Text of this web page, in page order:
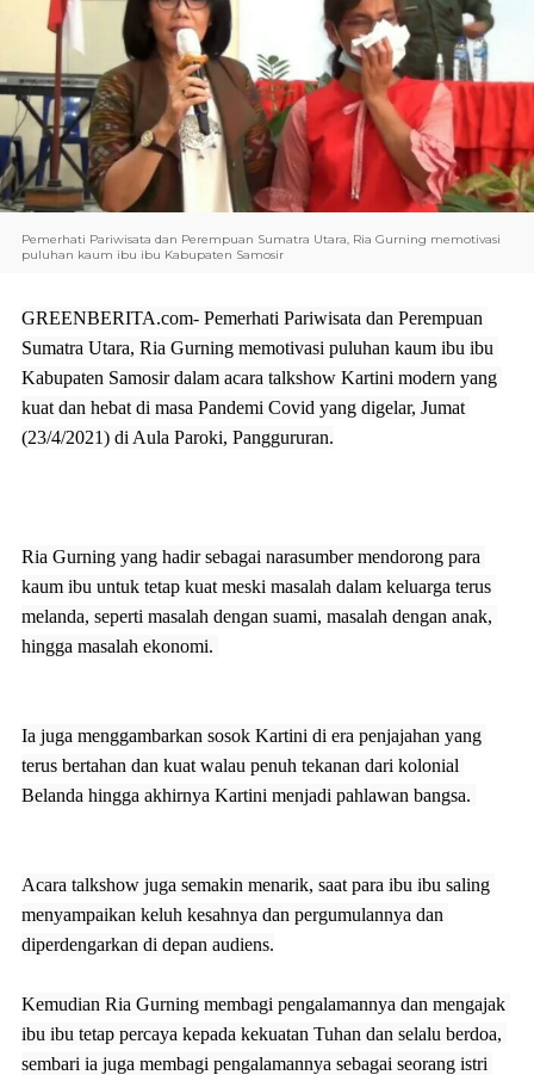
Pemerhati Pariwisata dan Perempuan Sumatra Utara, Ria Gurning memotivasi
puluhan kaum ibu ibu Kabupaten Samosir
GREENBERITA.com- Pemerhati Pariwisata dan Perempuan
Sumatra Utara, Ria Gurning memotivasi puluhan kaum ibu ibu
Kabupaten Samosir dalam acara talkshow Kartini modern yang
kuat dan hebat di masa Pandemi Covid yang digelar, Jumat
(23/4/2021) di Aula Paroki, Panggururan.
Ria Gurning yang hadir sebagai narasumber mendorong para
kaum ibu untuk tetap kuat meski masalah dalam keluarga terus
melanda, seperti masalah dengan suami, masalah dengan anak,
hingga masalah ekonomi.
Ia juga menggambarkan sosok Kartini di era penjajahan yang
terus bertahan dan kuat walau penuh tekanan dari kolonial
Belanda hingga akhirnya Kartini menjadi pahlawan bangsa.
Acara talkshow juga semakin menarik, saat para ibu ibu saling
menyampaikan keluh kesahnya dan pergumulannya dan
diperdengarkan di depan audiens.
Kemudian Ria Gurning membagi pengalamannya dan mengajak
ibu ibu tetap percaya kepada kekuatan Tuhan dan selalu berdoa,
sembari ia juga membagi pengalamannya sebagai seorang istri